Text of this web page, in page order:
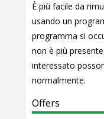
È più facile da
usando un
programma si
non è più
interessato
normalmente.
Offers